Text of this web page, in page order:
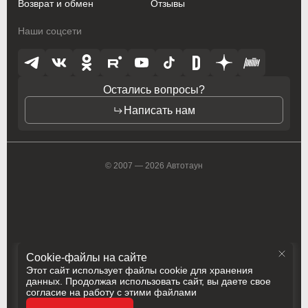
Cookie-файлы на сайте
Этот сайт использует файлы cookie для хранения
данных. Продолжая использовать сайт, вы даете свое
согласие на работу с этими файлами
Возврат и обмен
Отзывы
Наши соцсети
Остались вопросы?
Написать нам
© 2007 — 2026 Автотаун
Политика конфиденциальности
Vauxhall
Vauxhall